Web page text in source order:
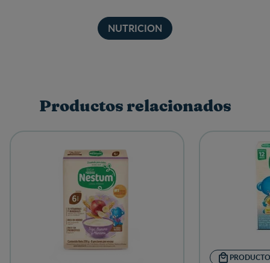
NUTRICION
Productos relacionados
PRODUCTO